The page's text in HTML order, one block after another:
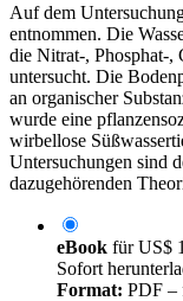
Auf dem
entnommen. Die
die Nitrat-, Phosphat-,
untersucht. Die
an organischer
wurde eine
wirbellose
Untersuchungen sind
dazugehörenden
eBook fürUS$
Sofort
Format: PDF –